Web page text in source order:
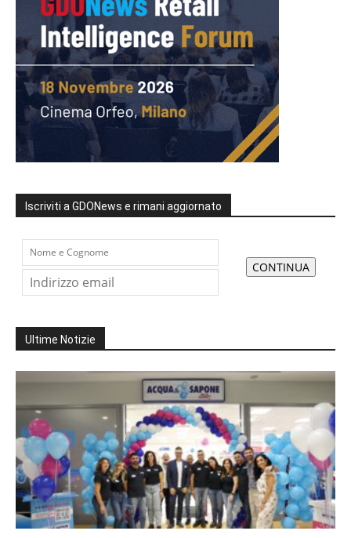
Iscriviti a GDONews e rimani aggiornato
Ultime Notizie